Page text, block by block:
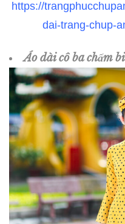
https://
dai-trang-chup-
Áo dài cô ba chấm